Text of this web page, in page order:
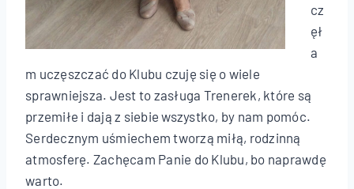
cz
ęł
a
m uczęszczać do Klubu czuję się o wiele
sprawniejsza. Jest to zasługa Trenerek, które są
przemiłe i dają z siebie wszystko, by nam pomóc.
Serdecznym uśmiechem tworzą miłą, rodzinną
atmosferę. Zachęcam Panie do Klubu, bo naprawdę
warto.